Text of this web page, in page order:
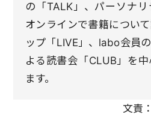
の「TALK」、パーソナ
オンラインで書籍につい
ップ「LIVE」、labo会員
よる読書会「CLUB」を
ます。
文責：